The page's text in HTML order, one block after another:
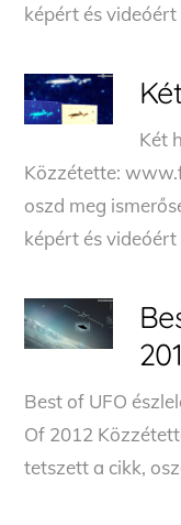
képért és
Két
Közzétette:
oszd meg
képért és
Best of UFO
Of 2012
tetszett a cikk,